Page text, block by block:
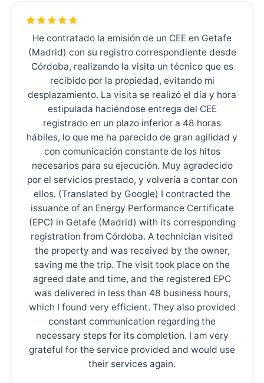
He contratado la emisión de un CEE en Getafe
(Madrid) con su registro correspondiente desde
Córdoba, realizando la visita un técnico que es
recibido por la propiedad, evitando mi
desplazamiento. La visita se realizó el día y hora
estipulada haciéndose entrega del CEE
registrado en un plazo inferior a 48 horas
hábiles, lo que me ha parecido de gran agilidad y
con comunicación constante de los hitos
necesarios para su ejecución. Muy agradecido
por el servicios prestado, y volvería a contar con
ellos. (Translated by Google) I contracted the
issuance of an Energy Performance Certificate
(EPC) in Getafe (Madrid) with its corresponding
registration from Córdoba. A technician visited
the property and was received by the owner,
saving me the trip. The visit took place on the
agreed date and time, and the registered EPC
was delivered in less than 48 business hours,
which I found very efficient. They also provided
constant communication regarding the
necessary steps for its completion. I am very
grateful for the service provided and would use
their services again.